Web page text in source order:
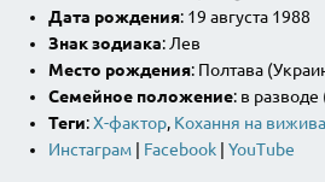
Дата рождения: 19 августа 1988
Знак зодиака: Лев
Место рождения: Полтава
Семейное положение: в
Теги:Х-фактор, Кохання на
Инстаграм
Facebook YouTube